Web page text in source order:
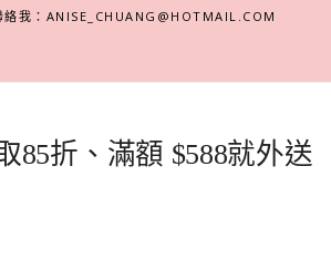
我： ANISE_CHUANG@HOTMAIL.COM
85折、滿額 $588就外送